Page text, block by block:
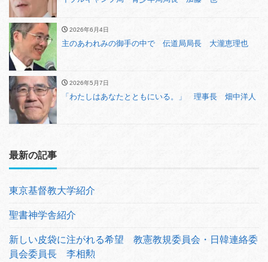
2026年6月4日
主のあわれみの御手の中で 伝道局局長 大瀧恵理也
2026年5月7日
「わたしはあなたとともにいる。」 理事長 畑中洋人
最新の記事
東京基督教大学紹介
聖書神学舎紹介
新しい皮袋に注がれる希望 教憲教規委員会・日韓連絡委
員会委員長 李相勲